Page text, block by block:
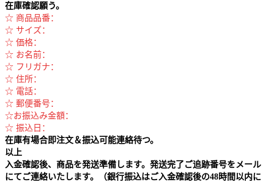
在庫確認願う。
☆ 商品品番：
☆ サイズ：
☆ 価格：
☆ お名前：
☆ フリガナ：
☆ 住所：
☆ 電話：
☆ 郵便番号：
☆お振込み金額：
☆ 振込日：
在庫有場合即注文＆振込可能連絡待つ。
以上
入金確認後、商品を発送準備します。発送完了ご追跡番号をメール
にてご連絡いたします。（銀行振込はご入金確認後の48時間以内に